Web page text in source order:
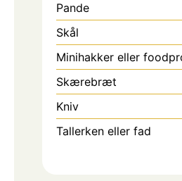
Pande
Skål
Minihakker eller
Skærebræt
Kniv
Tallerken eller fad